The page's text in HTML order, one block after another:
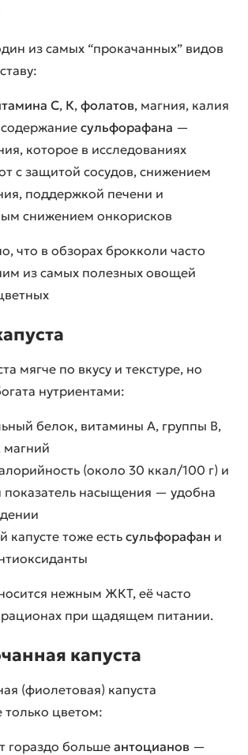
из самых “прокачанных” видов
C, К, фолатов, магния, калия
сульфорафана —
которое в исследованиях
с защитой сосудов, снижением
поддержкой печени и
снижением онкорисков
что в обзорах брокколи часто
из самых полезных овощей
мягче по вкусу и текстуре, но
нутриентами:
белок, витамины A, группы B,
магний
(около 30 ккал/100 г) и
насыщения — удобна
капусте тоже есть сульфорафан и
нежным ЖКТ, её часто
рационах при щадящем питании.
капуста
(фиолетовая) капуста
только цветом:
гораздо больше антоцианов —